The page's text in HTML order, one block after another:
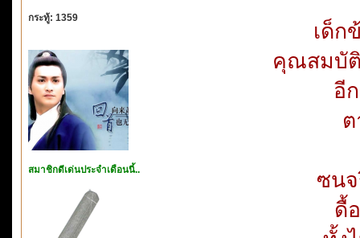
กระทู้: 1359
สมาชิกดีเด่นประจำเดือนนี้..
เด็
คุณสมบั
อี
ซน
ดื้